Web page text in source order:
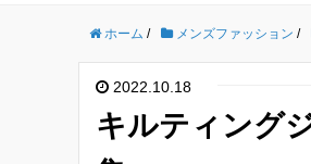
ホーム / メンズファッション /
2022.10.18
キルティング